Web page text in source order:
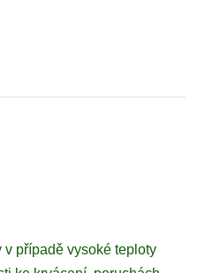
případě vysoké teploty